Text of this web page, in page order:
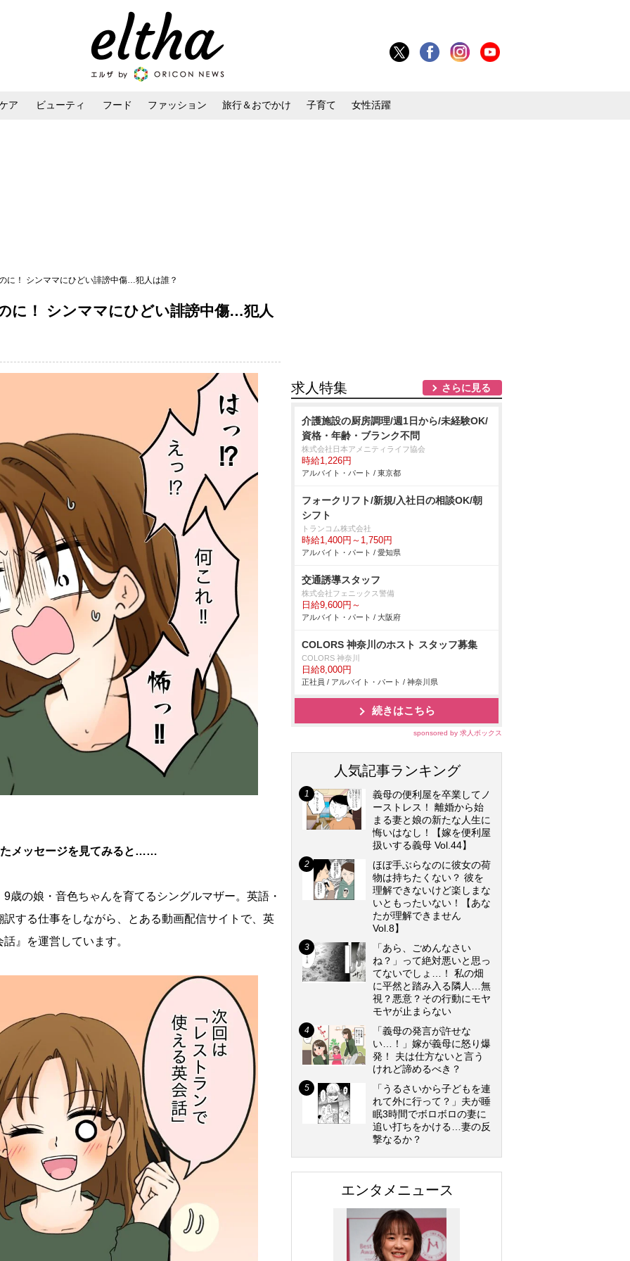
ア ビューティ フード ファッション 旅行＆おでかけ 子育て 女性活躍
に！ シンママにひどい誹謗中傷…犯人は誰？
に！ シンママにひどい誹謗中傷…犯人
メッセージを見てみると……
歳の娘・音色ちゃんを育てるシングルマザー。英語・
する仕事をしながら、とある動画配信サイトで、英
』を運営しています。
求人特集 さらに見る
介護施設の厨房調理/週1日から/未経験OK/
資格・年齢・ブランク不問
株式会社日本アメニティライフ協会
時給1,226円
アルバイト・パート / 東京都
フォークリフト/新規/入社日の相談OK/朝
シフト
トランコム株式会社
時給1,400円～1,750円
アルバイト・パート / 愛知県
交通誘導スタッフ
株式会社フェニックス警備
日給9,600円～
アルバイト・パート / 大阪府
COLORS 神奈川のホスト スタッフ募集
COLORS 神奈川
日給8,000円
正社員 / アルバイト・パート / 神奈川県
続きはこちら
sponsored by 求人ボックス
人気記事ランキング
義母の便利屋を卒業してノ
ーストレス！ 離婚から始
まる妻と娘の新たな人生に
悔いはなし！【嫁を便利屋
扱いする義母 Vol.44】
ほぼ手ぶらなのに彼女の荷
物は持ちたくない？ 彼を
理解できないけど楽しまな
いともったいない！【あな
たが理解できません
Vol.8】
「あら、ごめんなさい
ね？」って絶対悪いと思っ
てないでしょ…！ 私の畑
に平然と踏み入る隣人…無
視？悪意？その行動にモヤ
モヤが止まらない
「義母の発言が許せな
い…！」嫁が義母に怒り爆
発！ 夫は仕方ないと言う
けれど諦めるべき？
「うるさいから子どもを連
れて外に行って？」夫が睡
眠3時間でボロボロの妻に
追い打ちをかける…妻の反
撃なるか？
エンタメニュース